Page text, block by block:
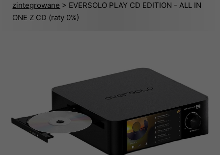
zintegrowane > EVERSOLO PLAY CD EDITION - ALL IN
ONE Z CD (raty 0%)